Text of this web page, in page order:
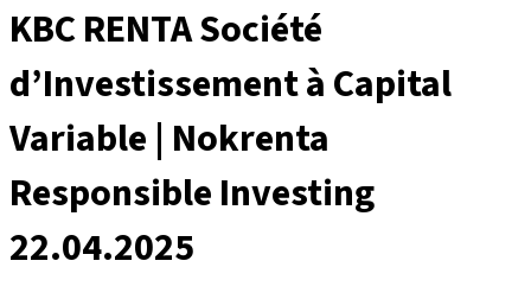
KBC RENTA Société
d’Investissement à Capital
Variable | Nokrenta
Responsible Investing
22.04.2025